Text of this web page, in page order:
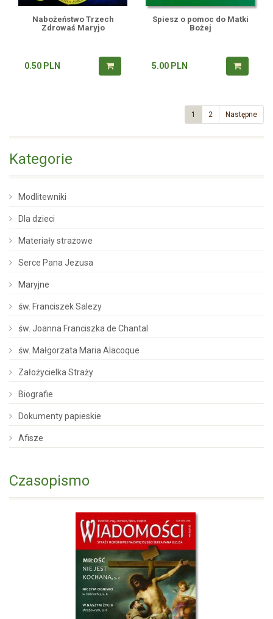
Nabożeństwo Trzech
Zdrowaś Maryjo
0.50 PLN
Spiesz o pomoc do Matki
Bożej
5.00 PLN
1 2 Następne
Kategorie
Modlitewniki
Dla dzieci
Materiały strażowe
Serce Pana Jezusa
Maryjne
św. Franciszek Salezy
św. Joanna Franciszka de Chantal
św. Małgorzata Maria Alacoque
Założycielka Straży
Biografie
Dokumenty papieskie
Afisze
Czasopismo